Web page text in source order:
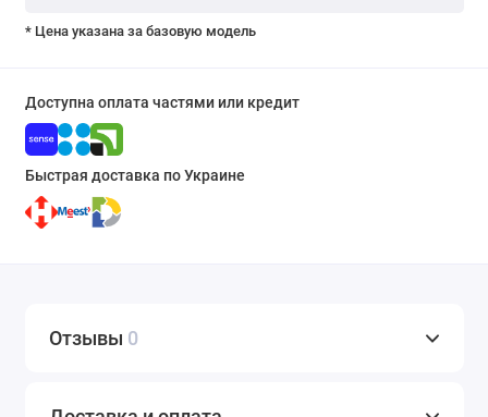
* Цена указана за базовую модель
Доступна оплата частями или кредит
Быстрая доставка по Украине
Отзывы 0